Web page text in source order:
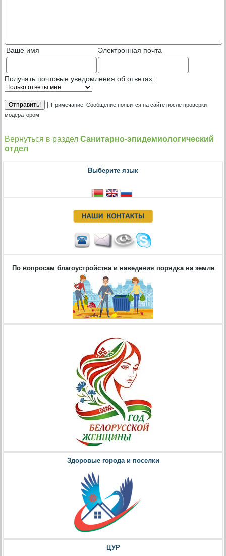
Ваше имя Электронная почта
Получать почтовые уведомления об ответах:
|Примечание. Сообщение появится на сайте после проверки
модератором.
Вернуться в разделСанитарно-эпидемиологический
отдел
Выберите язык
По вопросам благоустройства и наведения порядка на земле
Здоровые города и поселки
ЦУР